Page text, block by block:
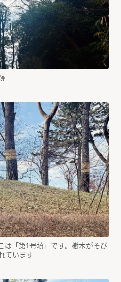
は「第1号墳」です。樹木がそび
ています